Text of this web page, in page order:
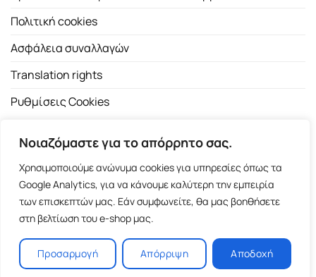
Νοιαζόμαστε για το απόρρητο σας.
Χρησιμοποιούμε ανώνυμα cookies για υπηρεσίες όπως τα
Google Analytics, για να κάνουμε καλύτερη την εμπειρία
των επισκεπτών μας. Εάν συμφωνείτε, θα μας βοηθήσετε
στη βελτίωση του e-shop μας.
Προσαρμογή Απόρριψη Αποδοχή
Πολιτική cookies
Ασφάλεια συναλλαγών
Translation rights
Ρυθμίσεις Cookies
Copyright 2026 ©Εκδοτικός Οίκος Α.Α. Λιβάνη| All rights
reserved.
Σόλωνος 98, 10680 Αθήνα | Τ:2103661200- F: 2103617791
E-shop and Premium Managed Hosting byClickProject.gr